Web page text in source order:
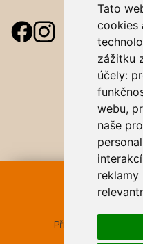
Tato
cookies
zážitku
účely:
webu,
naše
interakcí
reklamy
Příjezd